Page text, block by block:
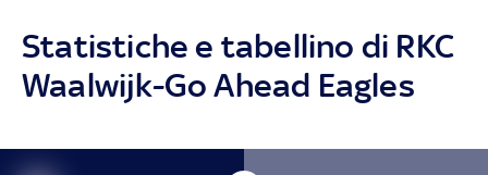
Statistiche e tabellino di RKC
Waalwijk-Go Ahead Eagles